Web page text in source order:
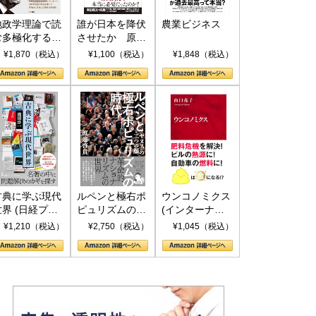
政学理論で読
多極化する世
トランプと
¥1,870（税込）
誰が日本を降伏
させたか 原爆
投下、ソ連参
(PHP新書)
¥1,100（税込）
農業ビジネス
¥1,848（税込）
典に学ぶ現代
界 (日経プレ
アシリーズ)
¥1,210（税込）
ルペンと極右ポ
ピュリズムの時
代：〈ヤヌス〉
¥2,750（税込）
ウンコノミクス
(インターナシ
ョナル新書)
¥1,045（税込）